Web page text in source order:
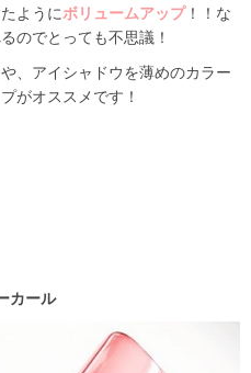
ようにボリュームアップ！！な
のでとっても不思議！
、アイシャドウを薄めのカラー
がオススメです！
カール